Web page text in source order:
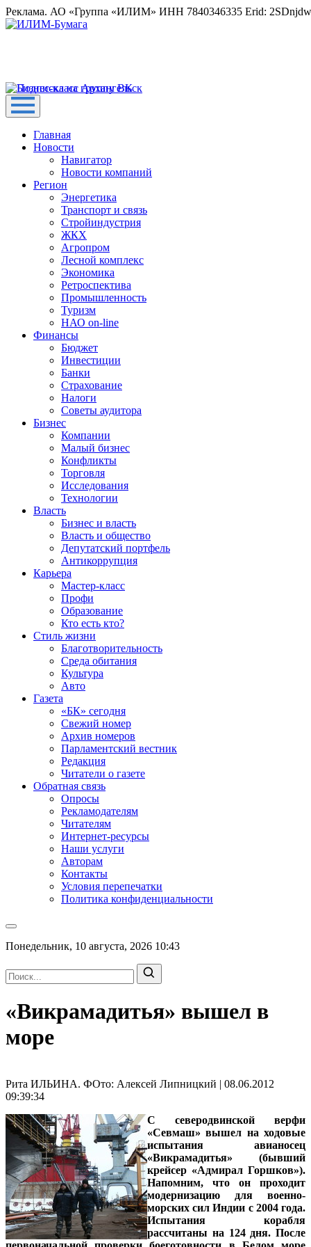
Реклама. АО «Группа «ИЛИМ» ИНН 7840346335 Erid:
Главная
Новости
Навигатор
Новости компаний
Регион
Энергетика
Транспорт и связь
Стройиндустрия
ЖКХ
Агропром
Лесной комплекс
Экономика
Ретроспектива
Промышленность
Туризм
НАО on-line
Финансы
Бюджет
Инвестиции
Банки
Страхование
Налоги
Советы аудитора
Бизнес
Компании
Малый бизнес
Конфликты
Торговля
Исследования
Технологии
Власть
Бизнес и власть
Власть и общество
Депутатский портфель
Антикоррупция
Карьера
Мастер-класс
Профи
Образование
Кто есть кто?
Стиль жизни
Благотворительность
Среда обитания
Культура
Авто
Газета
«БК» сегодня
Свежий номер
Архив номеров
Парламентский вестник
Редакция
Читатели о газете
Обратная связь
Опросы
Рекламодателям
Читателям
Интернет-ресурсы
Наши услуги
Авторам
Контакты
Условия перепечатки
Политика конфиденциальности
Понедельник, 10 августа, 2026 10:43
«Викрамадитья» вышел в
море
Рита ИЛЬИНА. ФОто: Алексей Липницкий | 08.06.2012
09:39:34
С северодвинской верфи
«Севмаш» вышел на ходовые
испытания авианосец
«Викрамадитья» (бывший
крейсер «Адмирал Горшков»).
Напомним, что он проходит
модернизацию для военно-
морских сил Индии с 2004 года.
Испытания корабля
рассчитаны на 124 дня. После